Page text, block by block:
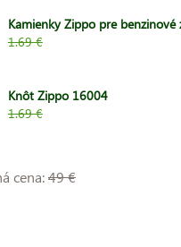
Kamienky Zippo pre benzinové
1.69 €
Knôt Zippo 16004
1.69 €
cena:49 €